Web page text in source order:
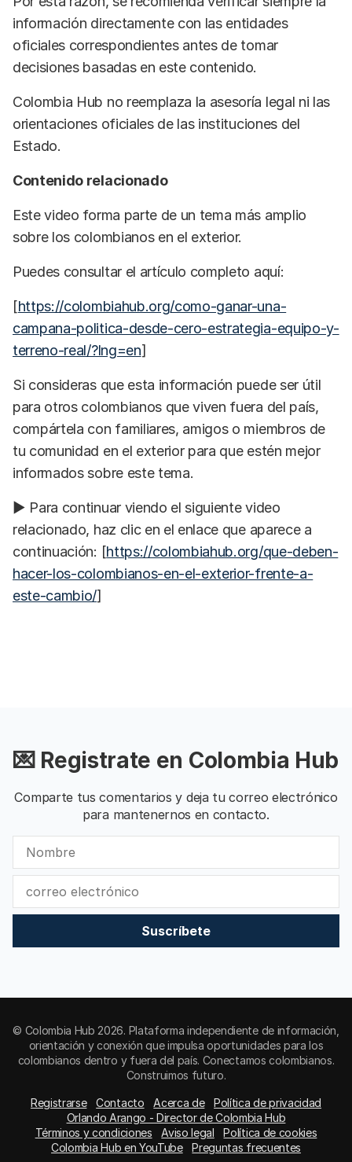
información directamente con las entidades
oficiales correspondientes antes de tomar
decisiones basadas en este contenido.
Colombia Hub no reemplaza la asesoría legal ni las
orientaciones oficiales de las instituciones del
Estado.
Contenido relacionado
Este video forma parte de un tema más amplio
sobre los colombianos en el exterior.
Puedes consultar el artículo completo aquí:
[https://colombiahub.org/como-ganar-una-
campana-politica-desde-cero-estrategia-equipo-y-
terreno-real/?lng=en]
Si consideras que esta información puede ser útil
para otros colombianos que viven fuera del país,
compártela con familiares, amigos o miembros de
tu comunidad en el exterior para que estén mejor
informados sobre este tema.
▶️ Para continuar viendo el siguiente video
relacionado, haz clic en el enlace que aparece a
continuación: [https://colombiahub.org/que-deben-
hacer-los-colombianos-en-el-exterior-frente-a-
este-cambio/]
💌 Registrate en Colombia Hub
Comparte tus comentarios y deja tu correo electrónico
para mantenernos en contacto.
Suscríbete
© Colombia Hub 2026. Plataforma independiente de información,
orientación y conexión que impulsa oportunidades para los
colombianos dentro y fuera del país. Conectamos colombianos.
Construimos futuro.
Registrarse Contacto Acerca de
Política de privacidad
Orlando Arango - Director de Colombia Hub
Términos y condiciones
Aviso legal
Política de cookies
Colombia Hub en YouTube
Preguntas frecuentes